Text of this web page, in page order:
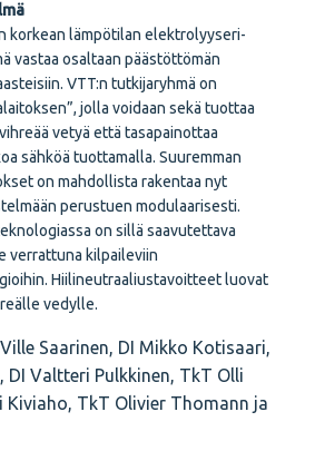
korkean lämpötilan elektrolyyseri-
vastaa osaltaan päästöttömän
VTT:n tutkijaryhmä on
jolla voidaan sekä tuottaa
vetyä että tasapainottaa
sähköä tuottamalla. Suuremman
on mahdollista rakentaa nyt
perustuen modulaarisesti.
on sillä saavutettava
verrattuna kilpaileviin
Hiilineutraaliustavoitteet luovat
vedylle.
Saarinen, DI Mikko Kotisaari,
DI Valtteri Pulkkinen, TkT Olli
Kiviaho, TkT Olivier Thomann ja